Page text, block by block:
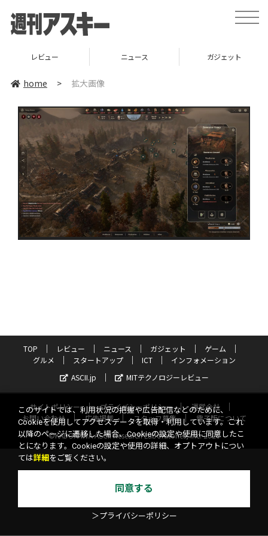
toggle
レビュー ニュース ガジェット
home > 拡大画像
TOP レビュー ニュース ガジェット
ゲーム
グルメ
スタートアップ ICT
インフォメーション
ASCII.jp
MITテクノロジーレビュー
サイトポリシー プライバシーポリシー
運営会社
お問い合わせ
広告掲載 スタッフ募集
電子版について
©KADOKAWA ASCII Research Laboratories, Inc. 2026
このサイトでは、利用状況の把握や広告配信などのために、
Cookieを使用してアクセスデータを取得・利用しています。これ
以降のページに遷移した場合、Cookieの設定や使用に同意したこ
とになります。Cookieの設定や使用の詳細、オプトアウトについ
ては詳細 をご覧ください。
同意する
＞プライバシーポリシー